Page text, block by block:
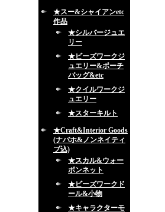
★スー&シャイアンetc
作品
★シルバージュエ
リー
★ビーズワークジ
ュエリー&ポーチ
バッグ&etc
★クイルワークジ
ュエリー
★スターキルト
★Craft&Interior Goods
(ナバホ&ノンネイティ
ブ込)
★スカル&ウォー
ボンネット
★ビーズワークド
ール&小物
★キャラクターモ